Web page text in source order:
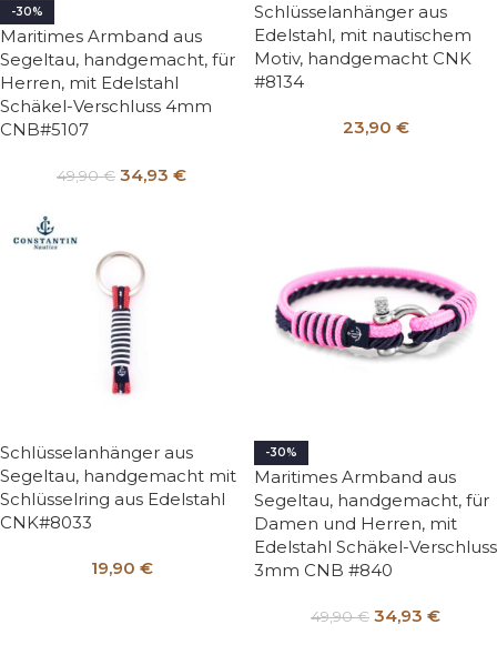
-30%
Maritimes Armband aus
Segeltau, handgemacht, für
Herren, mit Edelstahl
Schäkel-Verschluss 4mm
CNB#5107
49,90€ 34,93 €
Schlüsselanhänger aus
Edelstahl, mit nautischem
Motiv, handgemacht CNK
#8134
23,90 €
Schlüsselanhänger aus
Segeltau, handgemacht mit
Schlüsselring aus Edelstahl
CNK#8033
19,90 €
-30%
Maritimes Armband aus
Segeltau, handgemacht, für
Damen und Herren, mit
Edelstahl Schäkel-Verschluss
3mm CNB #840
49,90€ 34,93 €